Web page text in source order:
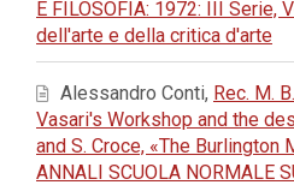
E FILOSOFIA: 1972: III Serie,
dell'arte e della critica d'arte
Alessandro Conti, Rec. M.
Vasari's Workshop and the
and S. Croce, «The Burlington
ANNALI SCUOLA NORMALE